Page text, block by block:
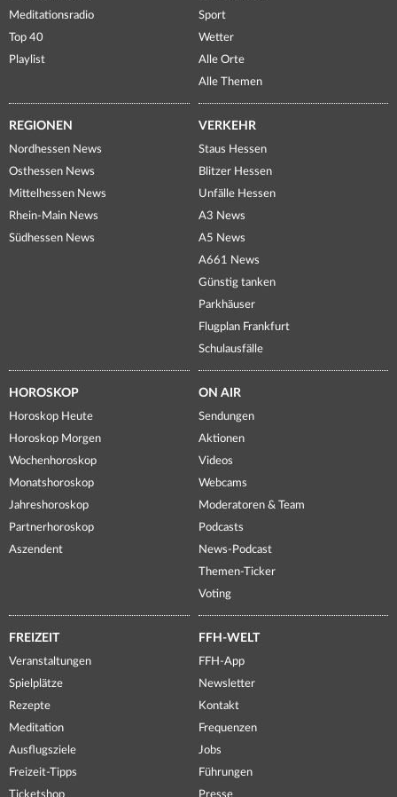
Meditationsradio
Top 40
Playlist
Sport
Wetter
Alle Orte
Alle Themen
REGIONEN
Nordhessen News
Osthessen News
Mittelhessen News
Rhein-Main News
Südhessen News
VERKEHR
Staus Hessen
Blitzer Hessen
Unfälle Hessen
A3 News
A5 News
A661 News
Günstig tanken
Parkhäuser
Flugplan Frankfurt
Schulausfälle
HOROSKOP
Horoskop Heute
Horoskop Morgen
Wochenhoroskop
Monatshoroskop
Jahreshoroskop
Partnerhoroskop
Aszendent
ON AIR
Sendungen
Aktionen
Videos
Webcams
Moderatoren & Team
Podcasts
News-Podcast
Themen-Ticker
Voting
FREIZEIT
Veranstaltungen
Spielplätze
Rezepte
Meditation
Ausflugsziele
Freizeit-Tipps
Ticketshop
FFH-WELT
FFH-App
Newsletter
Kontakt
Frequenzen
Jobs
Führungen
Presse